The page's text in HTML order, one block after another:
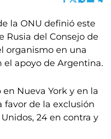
la ONU definió este
Rusia del Consejo de
organismo en una
apoyo de Argentina.
Nueva York y en la
favor de la exclusión
24 en contra y